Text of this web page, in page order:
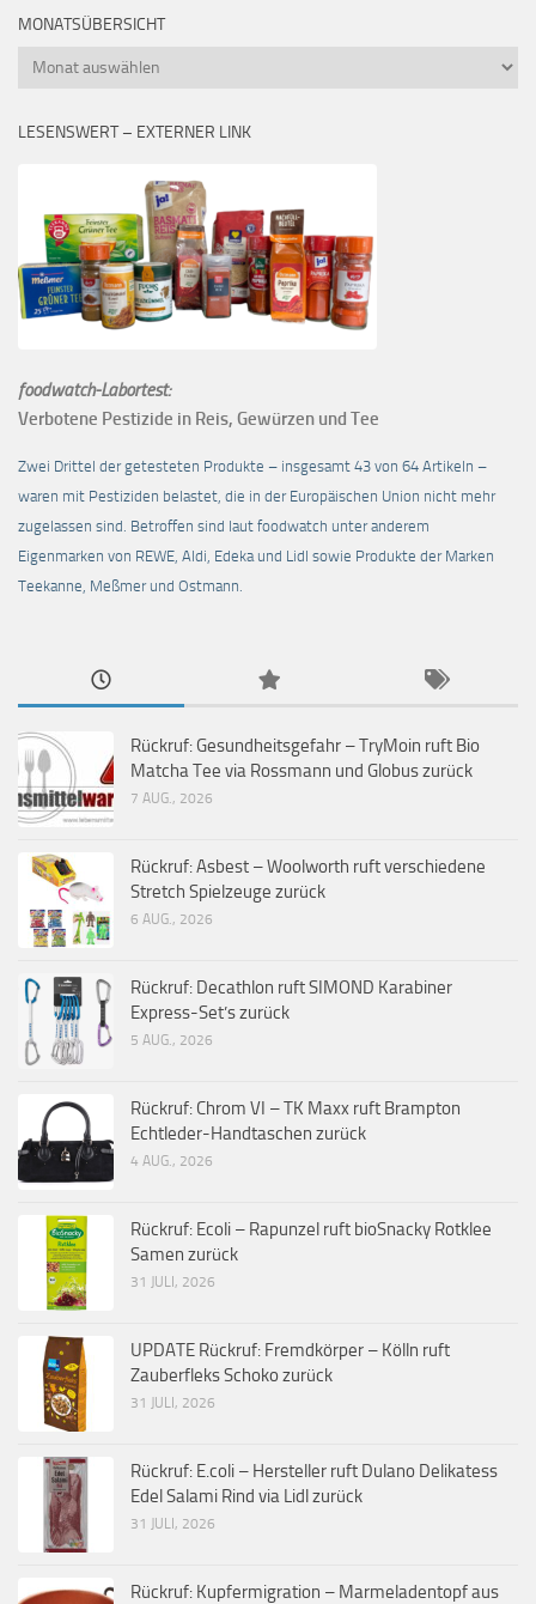
MONATSÜBERSICHT
Monatsübersicht
LESENSWERT – EXTERNER LINK
foodwatch-Labortest:
Verbotene Pestizide in Reis, Gewürzen und Tee
Zwei Drittel der getesteten Produkte – insgesamt 43 von 64 Artikeln –
waren mit Pestiziden belastet, die in der Europäischen Union nicht mehr
zugelassen sind. Betroffen sind laut foodwatch unter anderem
Eigenmarken von REWE, Aldi, Edeka und Lidl sowie Produkte der Marken
Teekanne, Meßmer und Ostmann.
Rückruf: Gesundheitsgefahr – TryMoin ruft Bio
Matcha Tee via Rossmann und Globus zurück
7 AUG., 2026
Rückruf: Asbest – Woolworth ruft verschiedene
Stretch Spielzeuge zurück
6 AUG., 2026
Rückruf: Decathlon ruft SIMOND Karabiner
Express-Set’s zurück
5 AUG., 2026
Rückruf: Chrom VI – TK Maxx ruft Brampton
Echtleder-Handtaschen zurück
4 AUG., 2026
Rückruf: Ecoli – Rapunzel ruft bioSnacky Rotklee
Samen zurück
31 JULI, 2026
UPDATE Rückruf: Fremdkörper – Kölln ruft
Zauberfleks Schoko zurück
31 JULI, 2026
Rückruf: E.coli – Hersteller ruft Dulano Delikatess
Edel Salami Rind via Lidl zurück
31 JULI, 2026
Rückruf: Kupfermigration – Marmeladentopf aus